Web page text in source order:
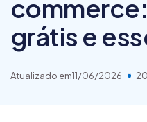
grátis e
Atualizado em11/06/2026